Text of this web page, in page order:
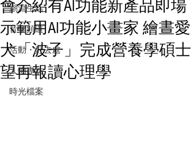
潮流生活
音樂頻道
活動・好去處
人物專訪
時光檔案
會介紹有AI功能新產品即場
示範用AI功能小畫家 繪晝愛
犬「波子」完成營養學碩士
望再報讀心理學